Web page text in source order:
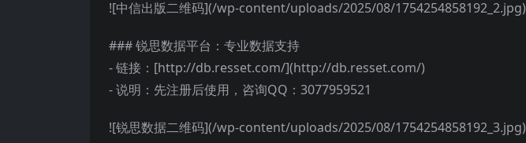
![中信出版二维码](/wp-content/uploads/2025/08/1754254858192_2.jpg)
### 锐思数据平台：专业数据支持
- 链接：[http://db.resset.com/](http://db.resset.com/)
- 说明：先注册后使用，咨询QQ：3077959521
![锐思数据二维码](/wp-content/uploads/2025/08/1754254858192_3.jpg)